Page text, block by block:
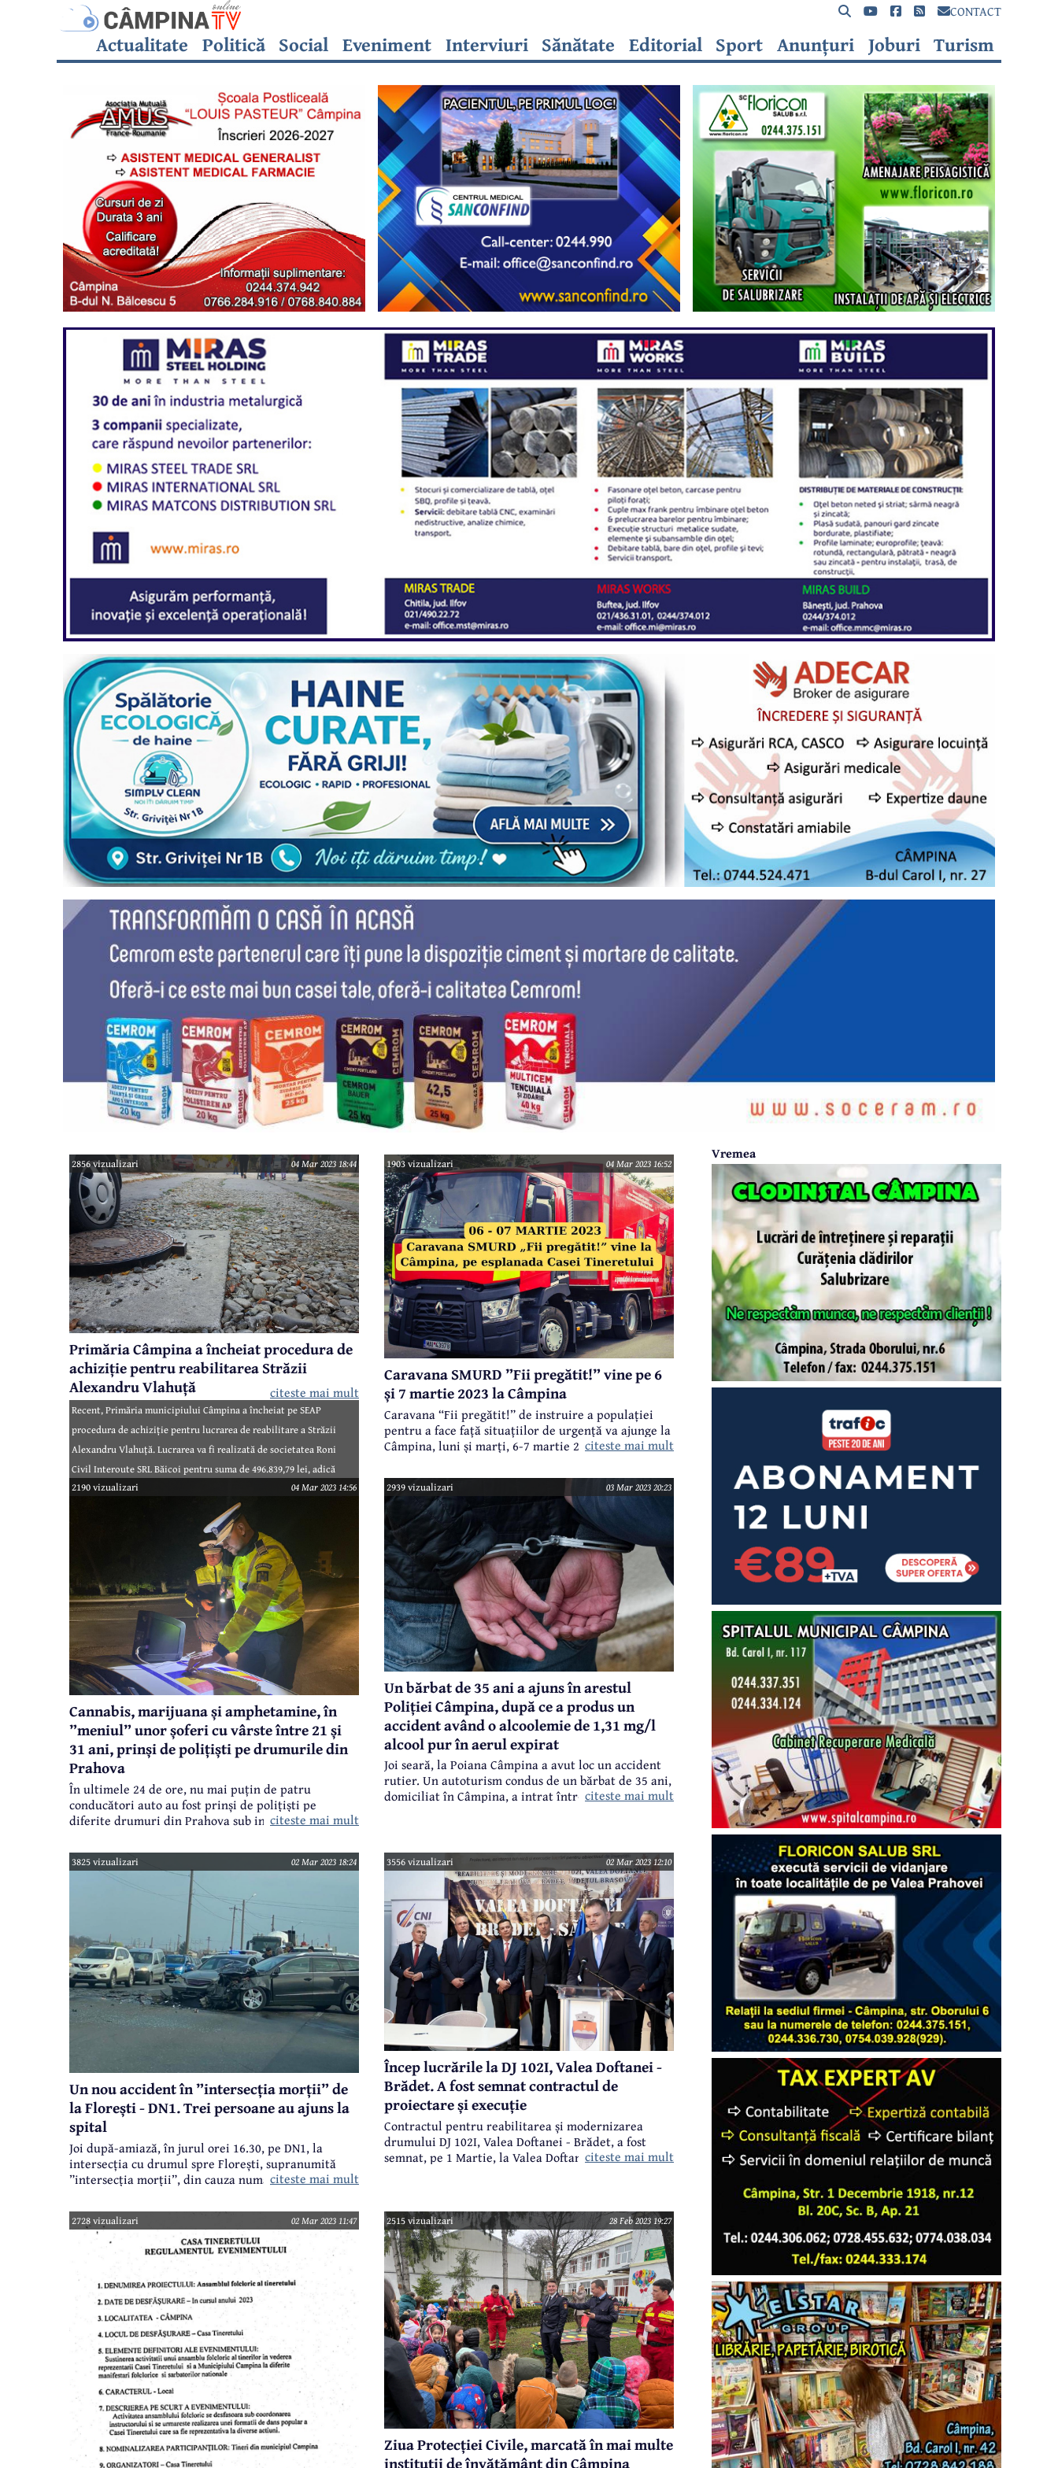
CONTACT
Actualitate Politică Social Eveniment Interviuri Sănătate Editorial Sport Anunțuri Joburi Turism
2856 vizualizari 04 Mar 2023 18:44
Primăria Câmpina a încheiat procedura de
achiziție pentru reabilitarea Străzii
Alexandru Vlahuță
Recent, Primăria municipiului Câmpina a încheiat pe SEAP
procedura de achiziție pentru lucrarea de reabilitare a Străzii
Alexandru Vlahuță. Lucrarea va fi realizată de societatea Roni
Civil Interoute SRL Băicoi pentru suma de 496.839,79 lei, adică
puțin peste 100.000 euro.
citeste mai mult
1903 vizualizari 04 Mar 2023 16:52
Caravana SMURD ”Fii pregătit!” vine pe 6
și 7 martie 2023 la Câmpina
Caravana “Fii pregătit!” de instruire a populației
pentru a face față situațiilor de urgență va ajunge la
Câmpina, luni și marți, 6-7 martie 2023, peciteste mai mult
2190 vizualizari 04 Mar 2023 14:56
Cannabis, marijuana și amphetamine, în
”meniul” unor șoferi cu vârste între 21 și
31 ani, prinși de polițiști pe drumurile din
Prahova
În ultimele 24 de ore, nu mai puțin de patru
conducători auto au fost prinși de polițiști pe
diferite drumuri din Prahova sub influența
conducătorilor auto este cuprinsă între 21 și 31 ani.
citeste mai mult
2939 vizualizari 03 Mar 2023 20:23
Un bărbat de 35 ani a ajuns în arestul
Poliției Câmpina, după ce a produs un
accident având o alcoolemie de 1,31 mg/l
alcool pur în aerul expirat
Joi seară, la Poiana Câmpina a avut loc un accident
rutier. Un autoturism condus de un bărbat de 35 ani,
domiciliat în Câmpina, a intrat într-un podeț. Din
citeste mai mult
3825 vizualizari 02 Mar 2023 18:24
Un nou accident în ”intersecția morții” de
la Florești - DN1. Trei persoane au ajuns la
spital
Joi după-amiază, în jurul orei 16.30, pe DN1, la
intersecția cu drumul spre Florești, supranumită
”intersecția morții”, din cauza numărului foarte
nou accident rutier. Din fericire, de această dată, nu
a murit nimeni, dar trei persoane au ajuns la spital.
citeste mai mult
3556 vizualizari 02 Mar 2023 12:10
Încep lucrările la DJ 102I, Valea Doftanei -
Brădet. A fost semnat contractul de
proiectare și execuție
Contractul pentru reabilitarea și modernizarea
drumului DJ 102I, Valea Doftanei - Brădet, a fost
semnat, pe 1 Martie, la Valea Doftanei. Proiectul a
Națională de Investiții, și din bugetele celor două
administrații publice județene.
citeste mai mult
2728 vizualizari 02 Mar 2023 11:47 2515 vizualizari 28 Feb 2023 19:27
Ziua Protecției Civile, marcată în mai multe
instituții de învățământ din Câmpina
Vremea